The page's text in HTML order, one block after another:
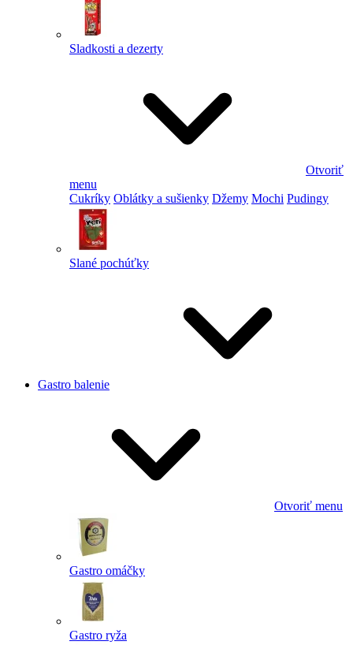
Sladkosti a dezerty
Otvoriť
menu
Cukríky Oblátky a sušienky Džemy Mochi Pudingy
Slané pochúťky
Gastro balenie
Otvoriť menu
Gastro omáčky
Gastro ryža